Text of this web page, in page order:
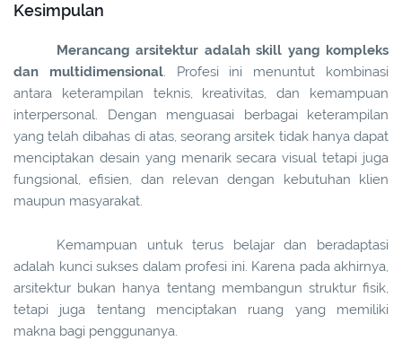
Kesimpulan
Merancang arsitektur adalah skill yang kompleks
dan multidimensional. Profesi ini menuntut kombinasi
antara keterampilan teknis, kreativitas, dan kemampuan
interpersonal. Dengan menguasai berbagai keterampilan
yang telah dibahas di atas, seorang arsitek tidak hanya dapat
menciptakan desain yang menarik secara visual tetapi juga
fungsional, efisien, dan relevan dengan kebutuhan klien
maupun masyarakat.
Kemampuan untuk terus belajar dan beradaptasi
adalah kunci sukses dalam profesi ini. Karena pada akhirnya,
arsitektur bukan hanya tentang membangun struktur fisik,
tetapi juga tentang menciptakan ruang yang memiliki
makna bagi penggunanya.